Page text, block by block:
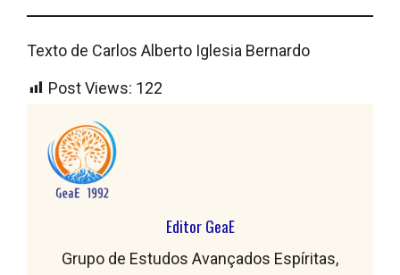
Texto de Carlos Alberto Iglesia Bernardo
Post Views: 122
Editor GeaE
Grupo de Estudos Avançados Espíritas,